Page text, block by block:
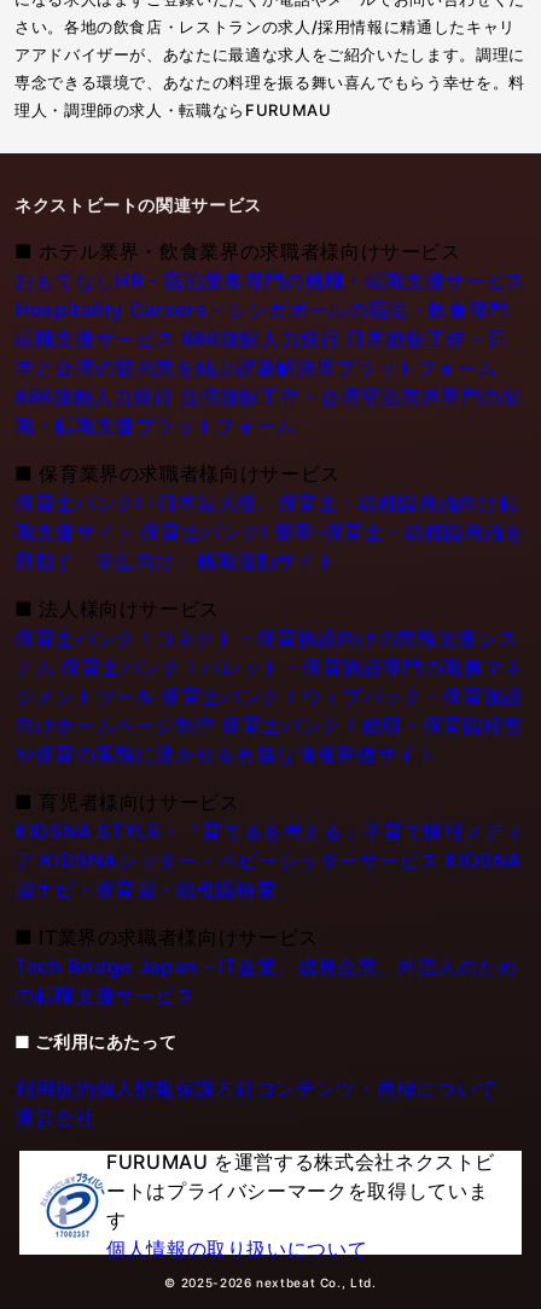
さい。各地の飲食店・レストランの求人/採用情報に精通したキャリ
アアドバイザーが、あなたに最適な求人をご紹介いたします。調理に
専念できる環境で、あなたの料理を振る舞い喜んでもらう幸せを。料
理人・調理師の求人・転職ならFURUMAU
ネクストビートの関連サービス
■ ホテル業界・飲食業界の求職者様向けサービス
おもてなしHR - 宿泊業界専門の就職・転職支援サービス
Hospitality Careers - シンガポールの宿泊・飲食専門
転職支援サービス 886旅館人力銀行 日本旅館工作 - 日
本と台湾の観光業を結ぶ課題解決型プラットフォーム
886旅館人力銀行 台湾旅館工作 - 台湾宿泊業界専門の就
職・転職支援プラットフォーム
■ 保育業界の求職者様向けサービス
保育士バンク! -日本最大級。保育士・幼稚園教論向け転
職支援サイト 保育士バンク! 新卒-保育士・幼稚園教論を
目指す「学生向け」就職活動サイト
■ 法人様向けサービス
保育士バンク！コネクト - 保育施設向けの業務支援シス
テム 保育士バンク！パレット - 保育施設専門の職員マネ
ジメントツール 保育士バンク！ウェブパック - 保育施設
向けホームページ制作 保育士バンク！総研 - 保育園経営
や保育の実務に活かせる有益な情報発信サイト
■ 育児者様向けサービス
KIDSNA STYLE - 「育てるを考える」子育て情報メディ
ア KIDSNAシッター - ベビーシッターサービス KIDSNA
園ナビ - 保育園・幼稚園検索
■ IT業界の求職者様向けサービス
Tech Bridge Japan - IT企業、成長企業、外国人のため
の転職支援サービス
■ ご利用にあたって
利用規約個人情報保護方針コンテンツ・商標について
運営会社
FURUMAU を運営する株式会社ネクストビ
ートはプライバシーマークを取得していま
す
個人情報の取り扱いについて
© 2025-2026 nextbeat Co., Ltd.